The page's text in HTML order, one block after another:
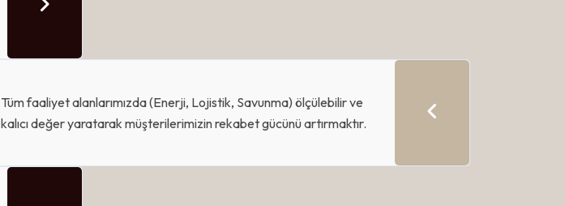
Tüm faaliyet alanlarımızda (Enerji, Lojistik, Savunma) ölçülebilir ve
kalıcı değer yaratarak müşterilerimizin rekabet gücünü artırmaktır.